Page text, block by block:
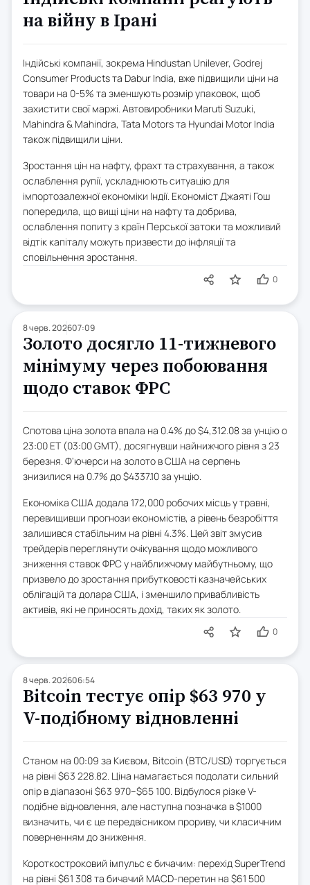
на війну в Ірані
Індійські компанії, зокрема Hindustan Unilever, Godrej
Consumer Products та Dabur India, вже підвищили ціни на
товари на 0-5% та зменшують розмір упаковок, щоб
захистити свої маржі. Автовиробники Maruti Suzuki,
Mahindra & Mahindra, Tata Motors та Hyundai Motor India
також підвищили ціни.
Зростання цін на нафту, фрахт та страхування, а також
ослаблення рупії, ускладнюють ситуацію для
імпортозалежної економіки Індії. Економіст Джаяті Гош
попередила, що вищі ціни на нафту та добрива,
ослаблення попиту з країн Перської затоки та можливий
відтік капіталу можуть призвести до інфляції та
сповільнення зростання.
0
8 черв. 202607:09
Золото досягло 11-тижневого
мінімуму через побоювання
щодо ставок ФРС
Спотова ціна золота впала на 0.4% до $4,312.08 за унцію о
23:00 ET (03:00 GMT), досягнувши найнижчого рівня з 23
березня. Ф'ючерси на золото в США на серпень
знизилися на 0.7% до $4337.10 за унцію.
Економіка США додала 172,000 робочих місць у травні,
перевищивши прогнози економістів, а рівень безробіття
залишився стабільним на рівні 4.3%. Цей звіт змусив
трейдерів переглянути очікування щодо можливого
зниження ставок ФРС у найближчому майбутньому, що
призвело до зростання прибутковості казначейських
облігацій та долара США, і зменшило привабливість
активів, які не приносять дохід, таких як золото.
0
8 черв. 202606:54
Bitcoin тестує опір $63 970 у
V-подібному відновленні
Станом на 00:09 за Києвом, Bitcoin (BTC/USD) торгується
на рівні $63 228.82. Ціна намагається подолати сильний
опір в діапазоні $63 970–$65 100. Відбулося різке V-
подібне відновлення, але наступна позначка в $1000
визначить, чи є це передвісником прориву, чи класичним
поверненням до зниження.
Короткостроковий імпульс є бичачим: перехід SuperTrend
на рівні $61 308 та бичачий MACD-перетин на $61 500